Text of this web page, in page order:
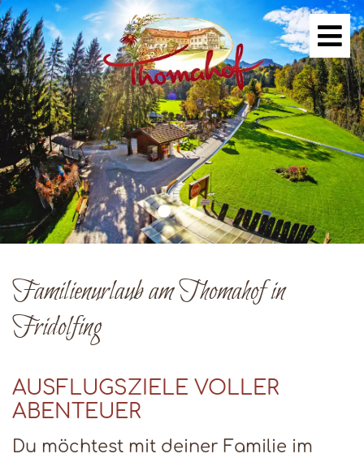
Familienurlaub am Thomahof in
Fridolfing
AUSFLUGSZIELE VOLLER
ABENTEUER
Du möchtest mit deiner Familie im